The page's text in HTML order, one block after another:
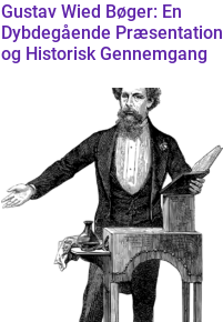
Gustav Wied Bøger: En
Dybdegående Præsentation
og Historisk Gennemgang